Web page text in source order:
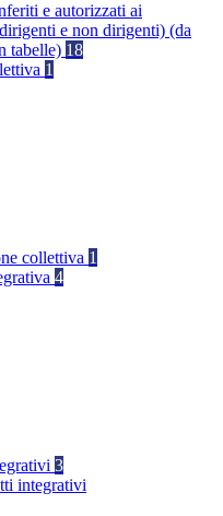
e autorizzati ai
e non dirigenti) (da
tabelle) 18
1
collettiva 1
4
3
integrativi